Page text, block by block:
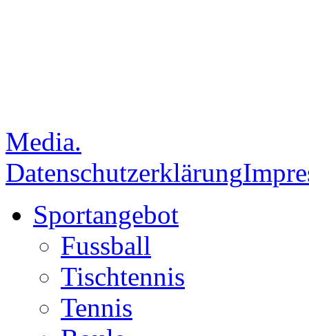
Media.
Datenschutzerklärung
Sportangebot
Fussball
Tischtennis
Tennis